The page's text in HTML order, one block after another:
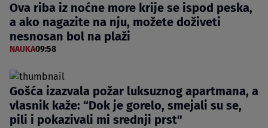
Ova riba iz noćne more krije se ispod peska,
a ako nagazite na nju, možete doživeti
nesnosan bol na plaži
NAUKA09:58
Gošća izazvala požar luksuznog apartmana, a
vlasnik kaže: “Dok je gorelo, smejali su se,
pili i pokazivali mi srednji prst"